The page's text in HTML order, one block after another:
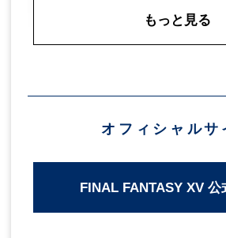
公式サイ
ファイナルファンタ
もっと見る
オフィシャルサ
FINAL FANTASY XV 公